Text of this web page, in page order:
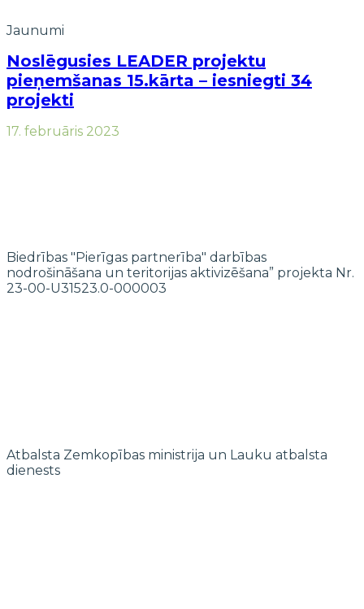
Jaunumi
Noslēgusies LEADER projektu
pieņemšanas 15.kārta – iesniegti 34
projekti
17. februāris 2023
Biedrības "Pierīgas partnerība" darbības
nodrošināšana un teritorijas aktivizēšana” projekta Nr.
23-00-U31523.0-000003
Atbalsta Zemkopības ministrija un Lauku atbalsta
dienests